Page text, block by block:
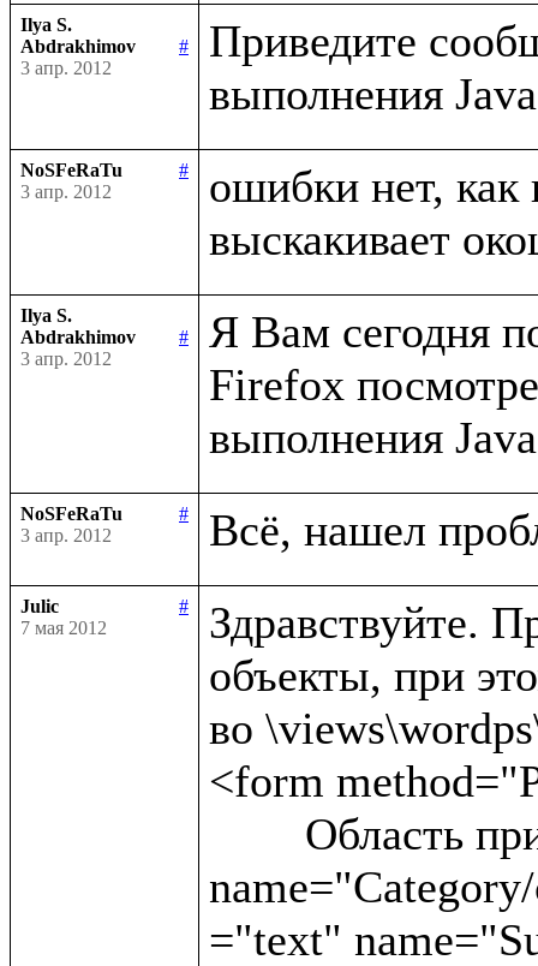
Ilya S.
Abdrakhimov
#
3 апр. 2012
Приведите
NoSFeRaTu
#
3 апр. 2012
ошибки нет,
Ilya S.
Abdrakhimov
#
3 апр. 2012
Я Вам сегодня
Firefox
NoSFeRaTu
#
3 апр. 2012
Julic
#
7 мая 2012
Здравствуйте.
объекты, при
во
<form
="text"